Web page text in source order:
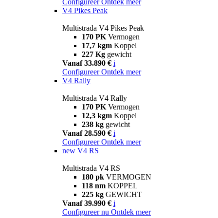
V4 Pikes Peak
Multistrada V4 Pikes Peak
170 PK Vermogen
17,7 kgm Koppel
227 Kg gewicht
Vanaf 33.890 € i
Configureer Ontdek meer
V4 Rally
Multistrada V4 Rally
170 PK Vermogen
12,3 kgm Koppel
238 kg gewicht
Vanaf 28.590 € i
Configureer Ontdek meer
new V4 RS
Multistrada V4 RS
180 pk VERMOGEN
118 nm KOPPEL
225 kg GEWICHT
Vanaf 39.990 € i
Configureer nu Ontdek meer